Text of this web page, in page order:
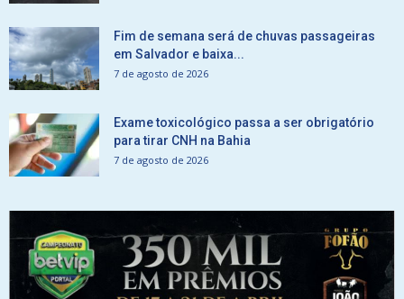
Fim de semana será de chuvas passageiras
em Salvador e baixa...
7 de agosto de 2026
Exame toxicológico passa a ser obrigatório
para tirar CNH na Bahia
7 de agosto de 2026